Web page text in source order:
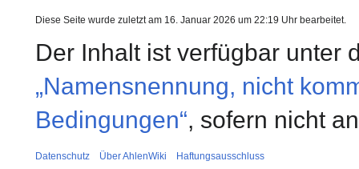
Diese Seite wurde zuletzt am 16. Januar 2026 um 22:19 Uhr bearbeitet.
Der Inhalt ist verfügbar unter
„Namensnennung, nicht
Bedingungen“, sofern nicht
Datenschutz Über AhlenWiki Haftungsausschluss